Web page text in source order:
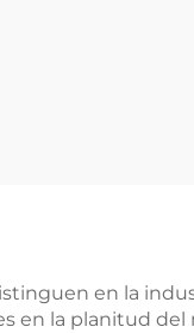
en la
en la planitud del